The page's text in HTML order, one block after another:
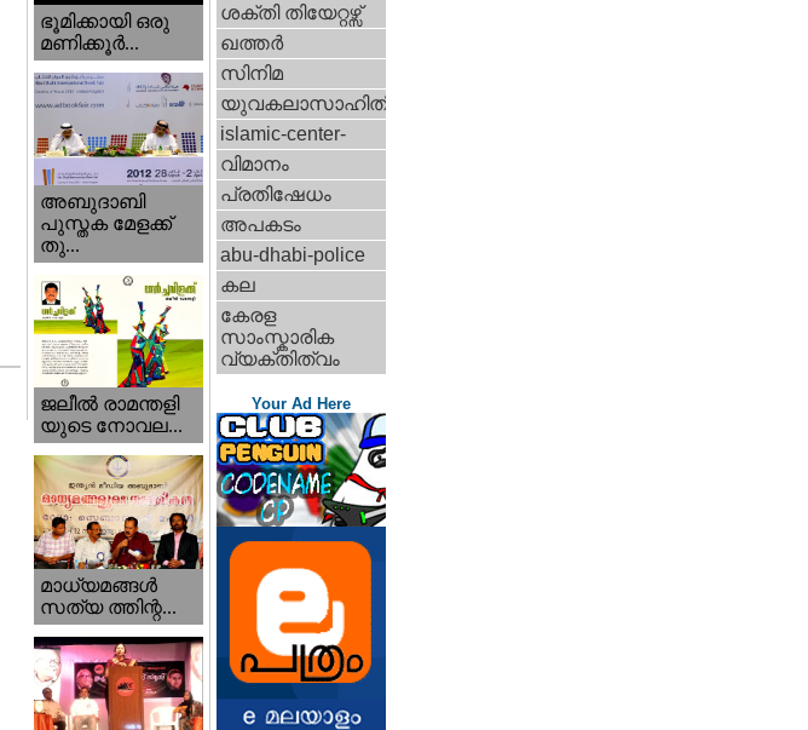
ഭൂമിക്കായി ഒരു
മണിക്കൂര്‍...
അബുദാബി
പുസ്തക മേളക്ക്
തു...
ജലീല്‍ രാമന്തളി
യുടെ നോവല...
മാധ്യമങ്ങള്‍
സത്യ ത്തിന്റ...
ശക്തി തിയേറ്റഴ്സ്
ഖത്തര്‍
സിനിമ
യുവകലാസാഹിതി
islamic-center-
വിമാനം
പ്രതിഷേധം
അപകടം
abu-dhabi-police
കല
കേരള
സാംസ്കാരിക
വ്യക്തിത്വം
Your Ad Here